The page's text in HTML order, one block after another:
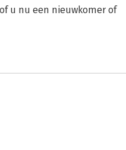
u nu een nieuwkomer of